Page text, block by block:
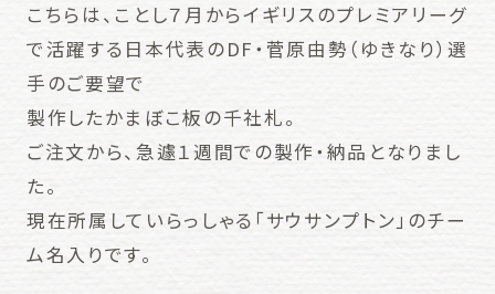
こちらは、ことし７月からイギリスのプレミアリーグ
で活躍する日本代表のDF・菅原由勢（ゆきなり）選
手のご要望で
製作したかまぼこ板の千社札。
ご注文から、急遽１週間での製作・納品となりまし
た。
現在所属していらっしゃる「サウサンプトン」のチー
ム名入りです。